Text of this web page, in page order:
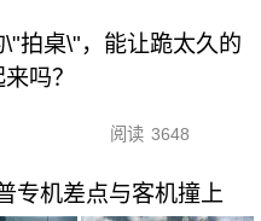
\"拍桌\"，能让跪太久的
吗？
阅读 3648
专机差点与客机撞上